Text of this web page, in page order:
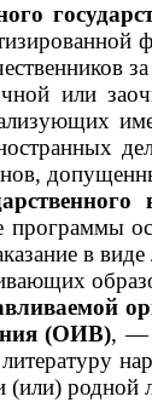
или
программы
в
(ОИВ), —
родной